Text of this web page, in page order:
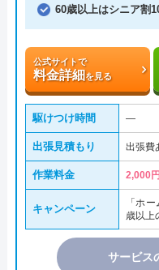
60歳以上はシニア割
公式サイトで
料金詳細を見る
駆けつけ時間 ―
出張見積もり 出張費
作業料金 2,000
キャンペーン
「ホ
歳以上
サービス